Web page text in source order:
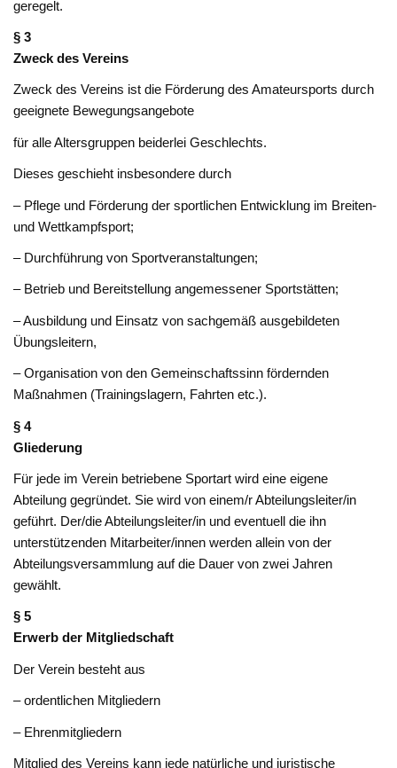
geregelt.
§ 3
Zweck des Vereins
Zweck des Vereins ist die Förderung des Amateursports durch
geeignete Bewegungsangebote
für alle Altersgruppen beiderlei Geschlechts.
Dieses geschieht insbesondere durch
– Pflege und Förderung der sportlichen Entwicklung im Breiten-
und Wettkampfsport;
– Durchführung von Sportveranstaltungen;
– Betrieb und Bereitstellung angemessener Sportstätten;
– Ausbildung und Einsatz von sachgemäß ausgebildeten
Übungsleitern,
– Organisation von den Gemeinschaftssinn fördernden
Maßnahmen (Trainingslagern, Fahrten etc.).
§ 4
Gliederung
Für jede im Verein betriebene Sportart wird eine eigene
Abteilung gegründet. Sie wird von einem/r Abteilungsleiter/in
geführt. Der/die Abteilungsleiter/in und eventuell die ihn
unterstützenden Mitarbeiter/innen werden allein von der
Abteilungsversammlung auf die Dauer von zwei Jahren
gewählt.
§ 5
Erwerbder Mitgliedschaft
Der Verein besteht aus
– ordentlichen Mitgliedern
– Ehrenmitgliedern
Mitglied des Vereins kann jede natürliche und juristische